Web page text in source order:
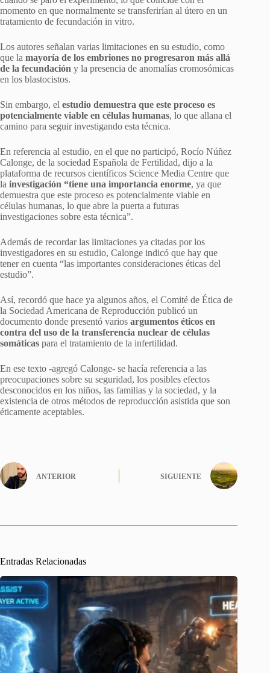
momento en que normalmente se transferirían al útero en un
tratamiento de fecundación in vitro.
Los autores señalan varias limitaciones en su estudio, como
que la mayoría de los embriones no progresaron más allá
de la fecundación y la presencia de anomalías cromosómicas
en los blastocistos.
Sin embargo, el estudio demuestra que este proceso es
potencialmente viable en células humanas, lo que allana el
camino para seguir investigando esta técnica.
En referencia al estudio, en el que no participó, Rocío Núñez
Calonge, de la sociedad Española de Fertilidad, dijo a la
plataforma de recursos científicos Science Media Centre que
la investigación “tiene una importancia enorme, ya que
demuestra que este proceso es potencialmente viable en
células humanas, lo que abre la puerta a futuras
investigaciones sobre esta técnica”.
Además de recordar las limitaciones ya citadas por los
investigadores en su estudio, Calonge indicó que hay que
tener en cuenta “las importantes consideraciones éticas del
estudio”.
Así, recordó que hace ya algunos años, el Comité de Ética de
la Sociedad Americana de Reproducción publicó un
documento donde presentó varios argumentos éticos en
contra del uso de la transferencia nuclear de células
somáticas para el tratamiento de la infertilidad.
En ese texto -agregó Calonge- se hacía referencia a las
preocupaciones sobre su seguridad, los posibles efectos
desconocidos en los niños, las familias y la sociedad, y la
existencia de otros métodos de reproducción asistida que son
éticamente aceptables.
ANTERIOR SIGUIENTE
Entradas Relacionadas